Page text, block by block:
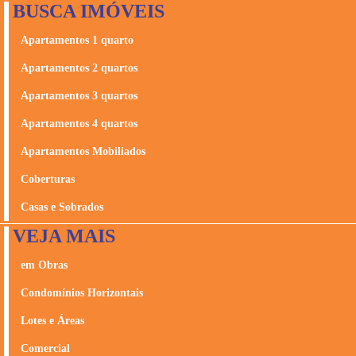
BUSCA IMÓVEIS
Apartamentos 1 quarto
Apartamentos 2 quartos
Apartamentos 3 quartos
Apartamentos 4 quartos
Apartamentos Mobiliados
Coberturas
Casas e Sobrados
VEJA MAIS
em Obras
Condomínios Horizontais
Lotes e Áreas
Comercial